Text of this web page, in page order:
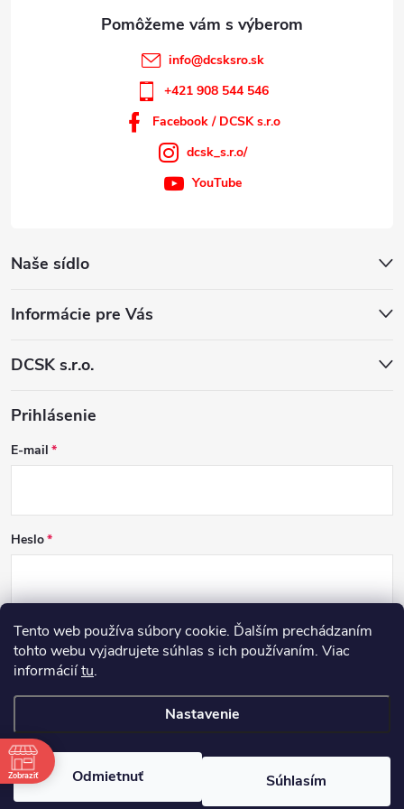
Tento web používa súbory cookie. Ďalším prechádzaním
tohto webu vyjadrujete súhlas s ich používaním. Viac
informáciítu.
Nastavenie
Odmietnuť Súhlasím
Naše sídlo
Informácie pre Vás
DCSK s.r.o.
info@dcsksro.sk
+421 908 544 546
Facebook / DCSK s.r.o
dcsk_s.r.o/
YouTube
Prihlásenie
E-mail
Heslo
PRIHLÁSIŤ SA
. Všetky práva vyhradené.
Zobraziť